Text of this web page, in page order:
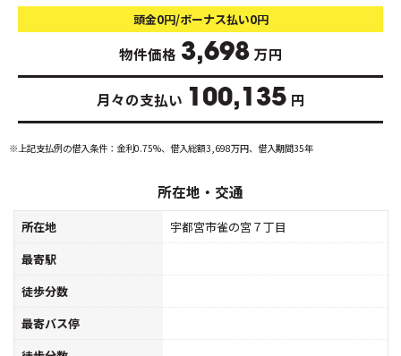
頭金0円/ボーナス払い0円
物件価格 3,698 万円
月々の支払い 100,135 円
※上記支払例の借入条件：金利0.75%、借入総額3,698万円、借入期間35年
所在地・交通
所在地
宇都宮市雀の宮７丁目
最寄駅
徒歩分数
最寄バス停